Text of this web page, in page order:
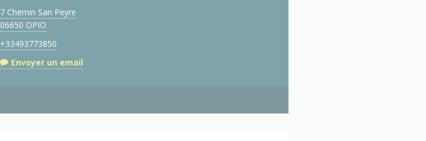
7 Chemin San Peyre
06650 OPIO
+33493773850
Envoyer un email